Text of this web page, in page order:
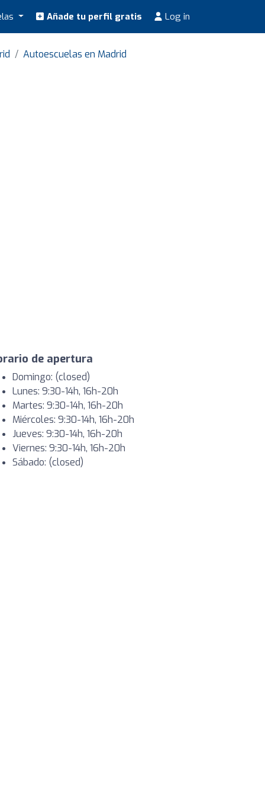
Añade tu perfil gratis Log in
Autoescuelas en Madrid
de apertura
Domingo: (closed)
Lunes: 9:30-14h, 16h-20h
Martes: 9:30-14h, 16h-20h
Miércoles: 9:30-14h, 16h-20h
Jueves: 9:30-14h, 16h-20h
Viernes: 9:30-14h, 16h-20h
Sábado: (closed)